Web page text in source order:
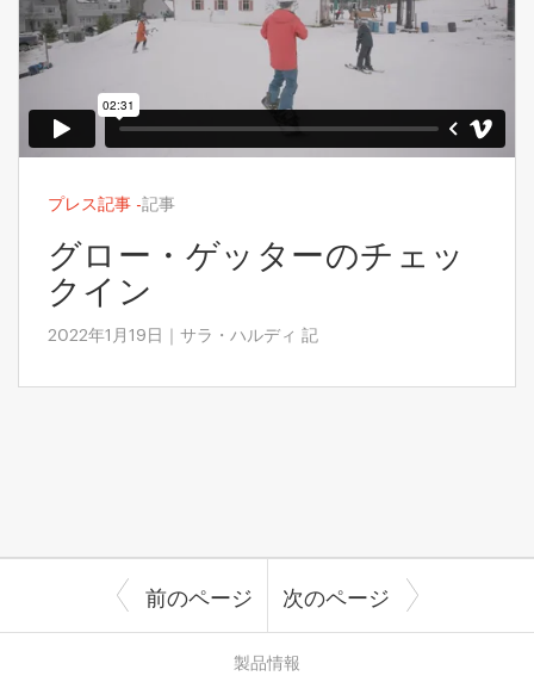
プレス記事 -記事
グロー・ゲッターのチェッ
クイン
2022年1月19日｜サラ・ハルディ 記
前のページ 次のページ
製品情報